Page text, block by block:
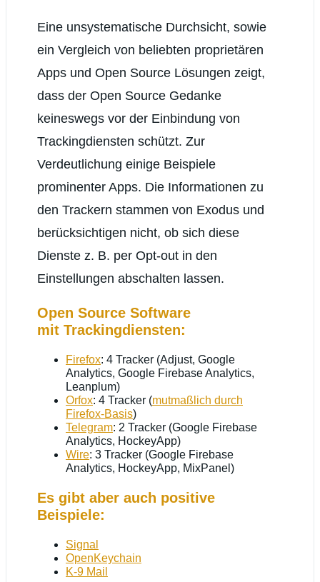
Eine unsystematische Durchsicht, sowie
ein Vergleich von beliebten proprietären
Apps und Open Source Lösungen zeigt,
dass der Open Source Gedanke
keineswegs vor der Einbindung von
Trackingdiensten schützt. Zur
Verdeutlichung einige Beispiele
prominenter Apps. Die Informationen zu
den Trackern stammen von Exodus und
berücksichtigen nicht, ob sich diese
Dienste z. B. per Opt-out in den
Einstellungen abschalten lassen.
Open Source Software
mit Trackingdiensten:
Firefox: 4 Tracker (Adjust, Google
Analytics, Google Firebase Analytics,
Leanplum)
Orfox: 4 Tracker (mutmaßlich durch
Firefox-Basis)
Telegram: 2 Tracker (Google Firebase
Analytics, HockeyApp)
Wire: 3 Tracker (Google Firebase
Analytics, HockeyApp, MixPanel)
Es gibt aber auch positive
Beispiele:
Signal
OpenKeychain
K-9 Mail